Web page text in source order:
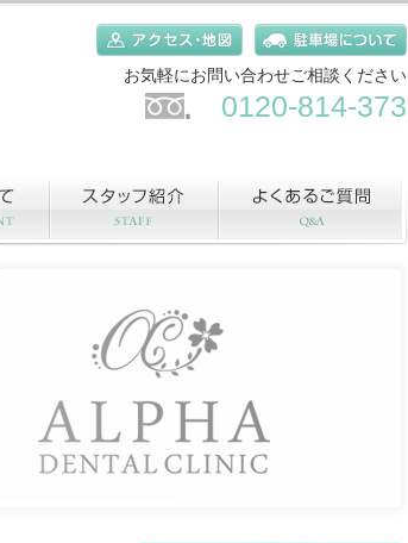
お気軽にお問い合わせご相談ください
0120-814-373